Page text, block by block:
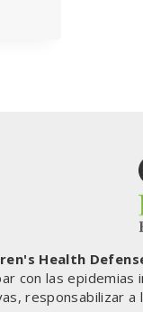
Health
con las
responsabilizar